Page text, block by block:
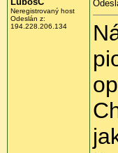
Neregistrovaný host
Odeslán z:
194.228.206.134